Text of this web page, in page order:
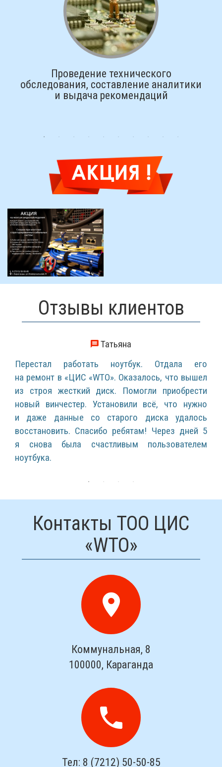
Проведение технического
обследования, составление аналитики
и выдача рекомендаций
Отзывы клиентов
Татьяна
Перестал работать ноутбук. Отдала его
на ремонт в «ЦИС «WTO». Оказалось, что вышел
из строя жесткий диск. Помогли приобрести
новый винчестер. Установили всё, что нужно
и даже данные со старого диска удалось
восстановить. Спасибо ребятам! Через дней 5
я снова была счастливым пользователем
ноутбука.
Контакты ТОО ЦИС
«WTO»
Коммунальная, 8
100000, Караганда
Тел: 8 (7212) 50-50-85